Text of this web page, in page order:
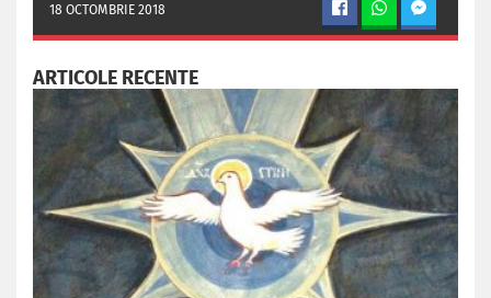
18 OCTOMBRIE 2018
ARTICOLE RECENTE